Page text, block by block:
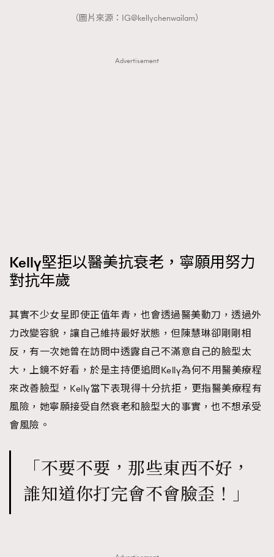
（圖片來源：IG@kellychenwailam）
Advertisement
Kelly堅拒以醫美抗衰老，寧願用努力
對抗年歲
其實不少女星即使正值年青，也會透過醫美動刀，透過外
力改變容貌，讓自己維持最好狀態，但陳慧琳卻剛剛相
反，有一次她曾在訪問中透露自己不滿意自己的臉型太
大，上鏡不好看，於是主持便追問Kelly為何不用醫美療程
來改善臉型，Kelly當下表現得十分抗拒，更指醫美療程有
風險，她寧願接受自然衰老和臉型大的事實，也不想承受
會風險。
「不要不要，那些東西不好，
誰知道你打完會不會臉歪！」